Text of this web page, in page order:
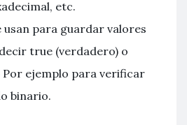
etc.
usan para guardar valores
true (verdadero) o
Por ejemplo para verificar
binario.